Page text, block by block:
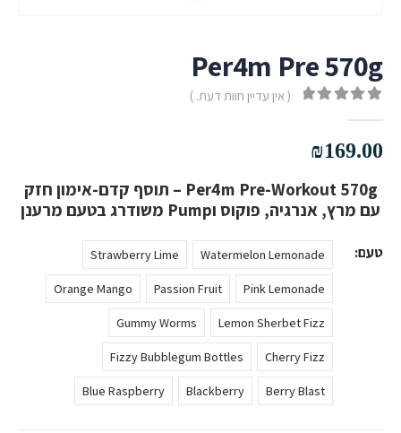
Per4m Pre 570g
( אין עדיין חוות דעת. )
₪169.00
Per4m Pre-Workout 570g – תוסף קדם-אימון חזק
עם מרץ, אנרגיה, פוקוס וPump משודרג בטעם מרענן
טעם Watermelon Lemonade
Strawberry Lime
Pink Lemonade
Passion Fruit
Orange Mango
Lemon Sherbet Fizz
Gummy Worms
Cherry Fizz
Fizzy Bubblegum Bottles
Berry Blast
Blackberry
Blue Raspberry